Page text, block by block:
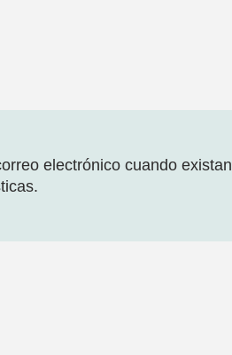
electrónico cuando existan